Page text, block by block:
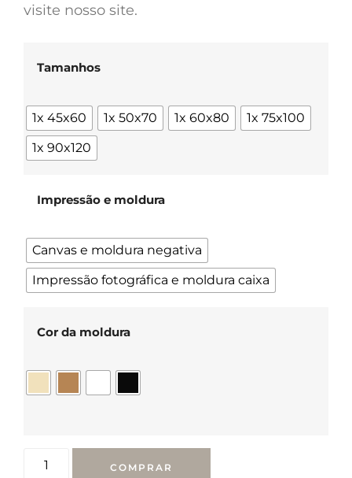
visite nosso site.
Tamanhos
1x 45x60 1x 50x70 1x 60x80
1x 75x100
1x 90x120
Impressão e moldura
Canvas e moldura negativa
Impressão fotográfica e moldura caixa
Cor da moldura
COMPRAR